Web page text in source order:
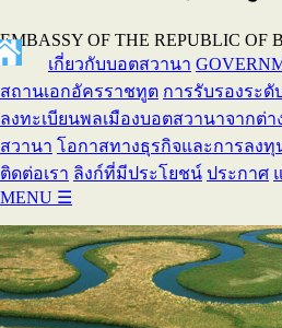
EMBASSY OF THE REPUBLIC OF
เกี่ยวกับบอตสวานา
สถานเอกอัครราชทูต การรับรองระดั
ลงทะเบียนพลเมืองบอตสวานาจากต่า
สวานา โอกาสทางธุรกิจและการลงทุ
ติดต่อเรา ลิงก์ที่มีประโยชน์ ประกาศ
MENU ☰